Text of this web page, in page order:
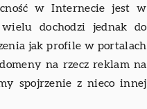
w Internecie jest w
dochodzi jednak do
jak profile w portalach
na rzecz reklam na
spojrzenie z nieco innej